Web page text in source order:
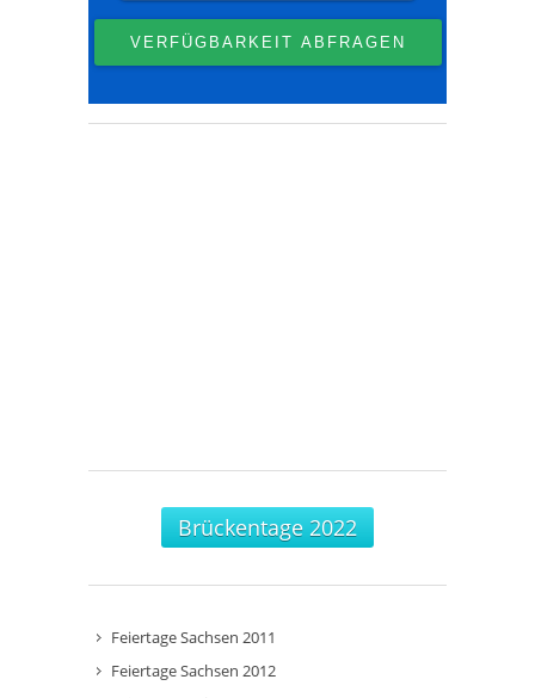
Brückentage 2022
Feiertage Sachsen 2011
Feiertage Sachsen 2012